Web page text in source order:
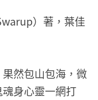
）著，葉佳
然包山包海，微
身心靈一網打